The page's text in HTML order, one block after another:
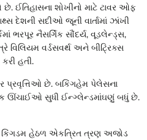
ઈતિહાસના શોખીનો માટે ટાવર ઓફ
દેશની સદીઓ જૂની વાર્તામાં ઝાંખી
ભરપૂર નૈસર્ગિક સૌંદર્ય, વૂડલેન્ડ્સ,
વિલિયમ વર્ડસવર્થ અને બીટ્રિક્સ
હતી.
પ્રવૃત્તિઓ છે. બકિંગહેમ પેલેસના
ઊંચાઈઓ સુધી ઈન્ગ્લેન્ડમાંઘણું બધું છે.
કિંગડમ હેઠળ એકત્રિત ત્રણ અજોડ